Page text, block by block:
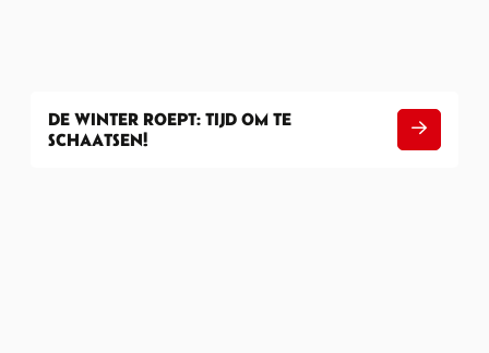
DE WINTER ROEPT: TIJD OM TE
SCHAATSEN!